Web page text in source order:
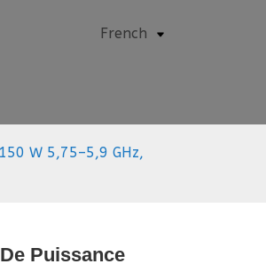
French
W 5,75–5,9 GHz,
Puissance